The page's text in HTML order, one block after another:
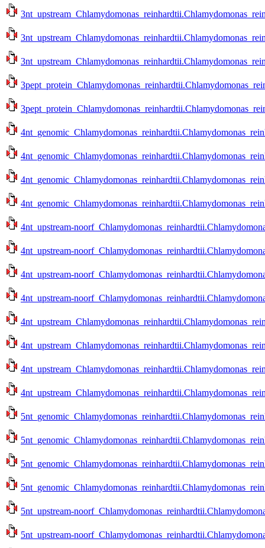
4nt_upstream-
4nt_upstream-
4nt_upstream-
4nt_upstream-
5nt_upstream-
5nt_upstream-